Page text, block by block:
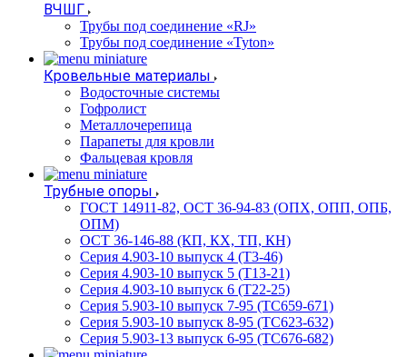
ВЧШГ
Трубы под соединение «RJ»
Трубы под соединение «Tyton»
Кровельные материалы
Водосточные системы
Гофролист
Металлочерепица
Парапеты для кровли
Фальцевая кровля
Трубные опоры
ГОСТ 14911-82, ОСТ 36-94-83 (ОПХ, ОПП, ОПБ,
ОПМ)
ОСТ 36-146-88 (КП, КХ, ТП, КН)
Серия 4.903-10 выпуск 4 (Т3-46)
Серия 4.903-10 выпуск 5 (Т13-21)
Серия 4.903-10 выпуск 6 (Т22-25)
Серия 5.903-10 выпуск 7-95 (ТС659-671)
Серия 5.903-10 выпуск 8-95 (ТС623-632)
Серия 5.903-13 выпуск 6-95 (ТС676-682)